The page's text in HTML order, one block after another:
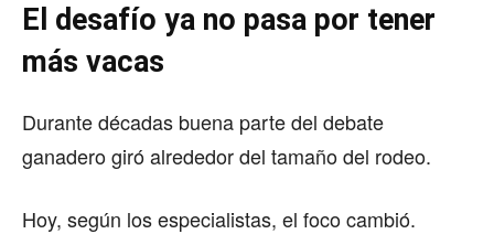
El desafío ya no pasa por tener
más vacas
Durante décadas buena parte del debate
ganadero giró alrededor del tamaño del rodeo.
Hoy, según los especialistas, el foco cambió.